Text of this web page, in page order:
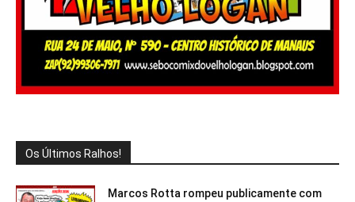
Os Últimos Ralhos!
Marcos Rotta rompeu publicamente com